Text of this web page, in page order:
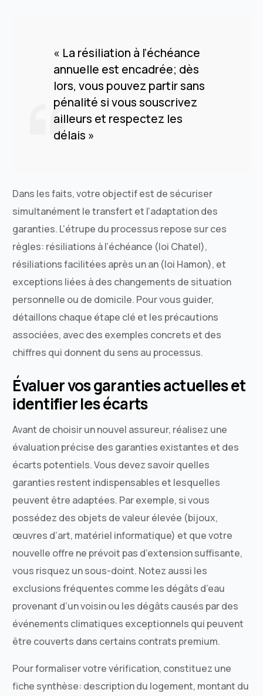
« La résiliation à l’échéance
annuelle est encadrée; dès
lors, vous pouvez partir sans
pénalité si vous souscrivez
ailleurs et respectez les
délais »
Dans les faits, votre objectif est de sécuriser
simultanément le transfert et l’adaptation des
garanties. L’étrupe du processus repose sur ces
règles: résiliations à l’échéance (loi Chatel),
résiliations facilitées après un an (loi Hamon), et
exceptions liées à des changements de situation
personnelle ou de domicile. Pour vous guider,
détaillons chaque étape clé et les précautions
associées, avec des exemples concrets et des
chiffres qui donnent du sens au processus.
Évaluer vos garanties actuelles et
identifier les écarts
Avant de choisir un nouvel assureur, réalisez une
évaluation précise des garanties existantes et des
écarts potentiels. Vous devez savoir quelles
garanties restent indispensables et lesquelles
peuvent être adaptées. Par exemple, si vous
possédez des objets de valeur élevée (bijoux,
œuvres d’art, matériel informatique) et que votre
nouvelle offre ne prévoit pas d’extension suffisante,
vous risquez un sous-doint. Notez aussi les
exclusions fréquentes comme les dégâts d’eau
provenant d’un voisin ou les dégâts causés par des
événements climatiques exceptionnels qui peuvent
être couverts dans certains contrats premium.
Pour formaliser votre vérification, constituez une
fiche synthèse: description du logement, montant du